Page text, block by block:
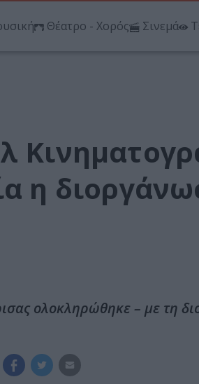
Θέατρο - Χορός Σινεμά
η
ολοκληρώθηκε – με τη